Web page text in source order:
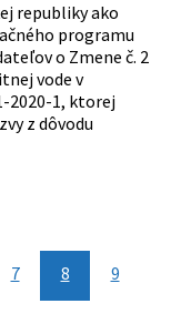
republiky ako
programu
o Zmene č. 2
vode v
2020-1, ktorej
z dôvodu
7 8 9